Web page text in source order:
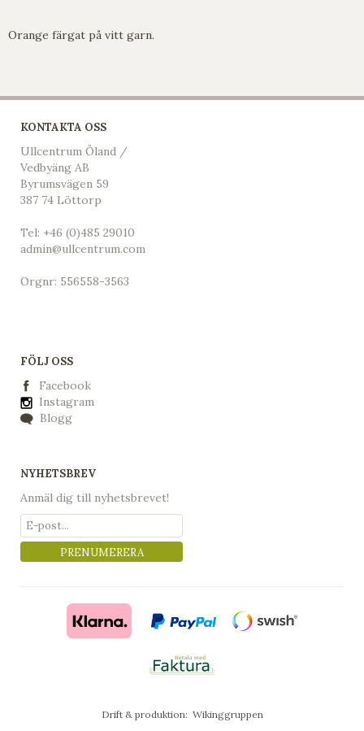
Orange färgat på vitt garn.
KONTAKTA OSS
Ullcentrum Öland /
Vedbyäng AB
Byrumsvägen 59
387 74 Löttorp
Tel: +46 (0)485 29010
admin@ullcentrum.com
Orgnr: 556558-3563
FÖLJ OSS
Facebook
Instagram
Blogg
NYHETSBREV
Anmäl dig till nyhetsbrevet!
PRENUMERERA
Drift & produktion: Wikinggruppen